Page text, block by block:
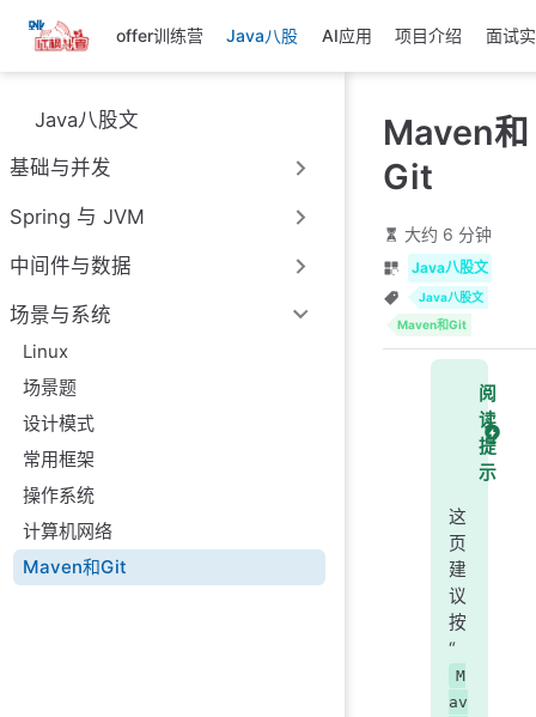
跳
至
主
內
容
offer训练营 Java八股 AI应用 项目介绍 面试
Java八股文
基础与并发
Spring 与 JVM
中间件与数据
场景与系统
Linux
场景题
设计模式
常用框架
操作系统
计算机网络
Maven和Git
Maven和
Git
大约 6 分钟
Java八股文
Java八股文
Maven和Git
阅
读
提
示
这
页
建
议
按
“
M
av